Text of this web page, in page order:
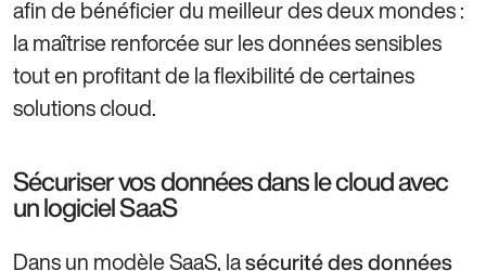
afin de bénéficier du meilleur des deux mondes :
la maîtrise renforcée sur les données sensibles
tout en profitant de la flexibilité de certaines
solutions cloud.
Sécuriser vos données dans le cloud avec
un logiciel SaaS
Dans un modèle SaaS, lasécurité des données